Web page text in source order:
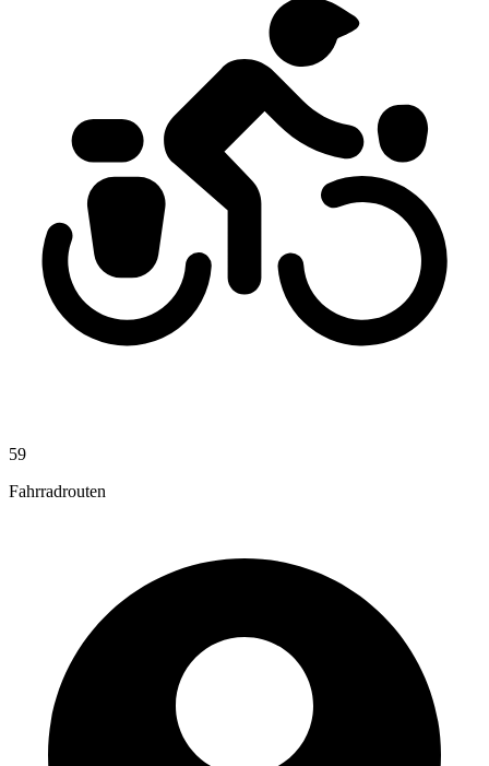
59
Fahrradrouten